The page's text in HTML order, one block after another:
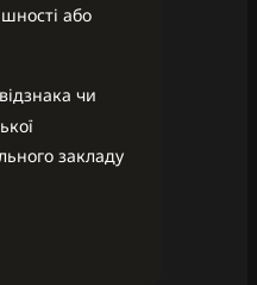
або
чи
закладу